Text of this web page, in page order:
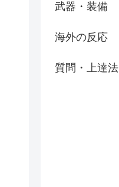
武器・装備
海外の反応
質問・上達法